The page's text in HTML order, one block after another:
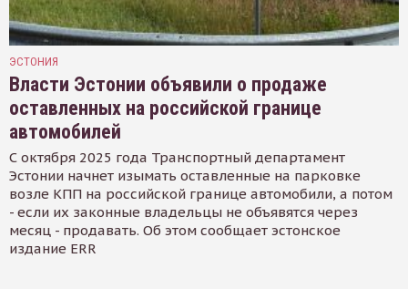
ЭСТОНИЯ
Власти Эстонии объявили о продаже
оставленных на российской границе
автомобилей
С октября 2025 года Транспортный департамент
Эстонии начнет изымать оставленные на парковке
возле КПП на российской границе автомобили, а потом
- если их законные владельцы не объявятся через
месяц - продавать. Об этом сообщает эстонское
издание ERR